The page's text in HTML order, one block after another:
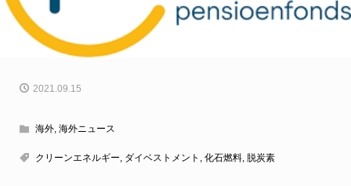
2021.09.15
海外, 海外ニュース
クリーンエネルギー, ダイベストメント , 化石燃料, 脱炭素